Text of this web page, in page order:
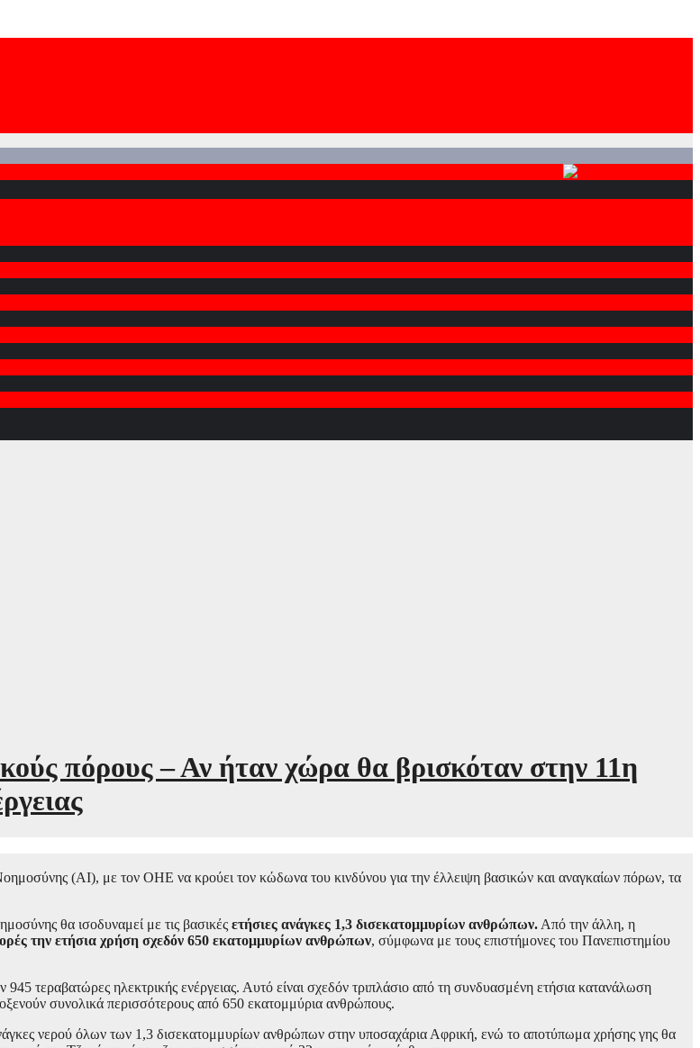
πόρους – Αν ήταν χώρα θα βρισκόταν στην 11η
(ΑΙ), με τον ΟΗΕ να κρούει τον κώδωνα του κινδύνου για την έλλειψη βασικών και αναγκαίων πόρων, τα
θα ισοδυναμεί με τις βασικές ετήσιες ανάγκες 1,3 δισεκατομμυρίων ανθρώπων. Από την άλλη, η
την ετήσια χρήση σχεδόν 650 εκατομμυρίων ανθρώπων, σύμφωνα με τους επιστήμονες του Πανεπιστημίου
τεραβατώρες ηλεκτρικής ενέργειας. Αυτό είναι σχεδόν τριπλάσιο από τη συνδυασμένη ετήσια κατανάλωση
συνολικά περισσότερους από 650 εκατομμύρια ανθρώπους.
νερού όλων των 1,3 δισεκατομμυρίων ανθρώπων στην υποσαχάρια Αφρική, ενώ το αποτύπωμα χρήσης γης θα